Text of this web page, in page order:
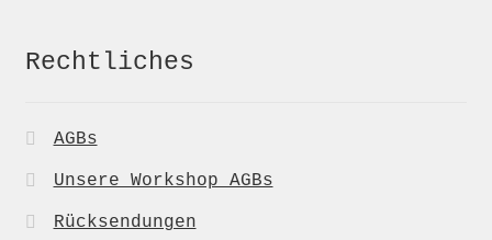
Rechtliches
AGBs
Unsere Workshop AGBs
Rücksendungen